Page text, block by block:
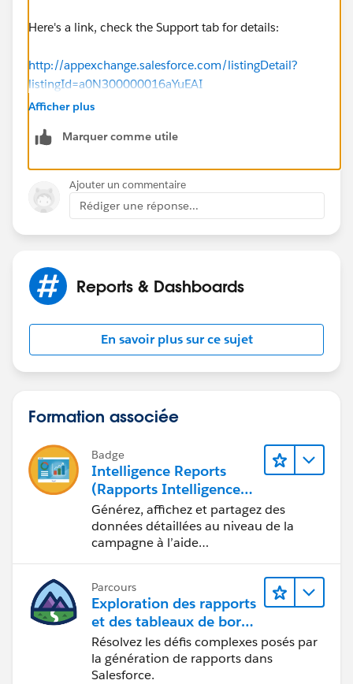
Here's a link, check the Support tab for details:
http://appexchange.salesforce.com/listingDetail?
listingId=a0N300000016aYuEAI
Afficher plus
Marquer comme utile
Ajouter un commentaire
Rédiger une réponse...
Reports & Dashboards
En savoir plus sur ce sujet
Formation associée
Badge
Intelligence Reports
(Rapports Intelligence)
pour Engagement
Générez, affichez et partagez des
données détaillées au niveau de la
campagne à l’aide
Parcours
Exploration des rapports
et des tableaux de bord
Lightning Experience
Résolvez les défis complexes posés par
la génération de rapports dans
Salesforce.